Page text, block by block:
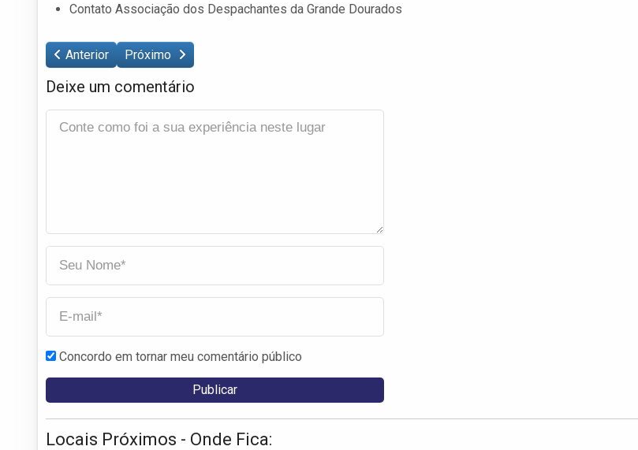
Contato Associação dos Despachantes da Grande Dourados
Anterior Próximo
Deixe um comentário
Concordo em tornar meu comentário público
Locais Próximos - Onde Fica: